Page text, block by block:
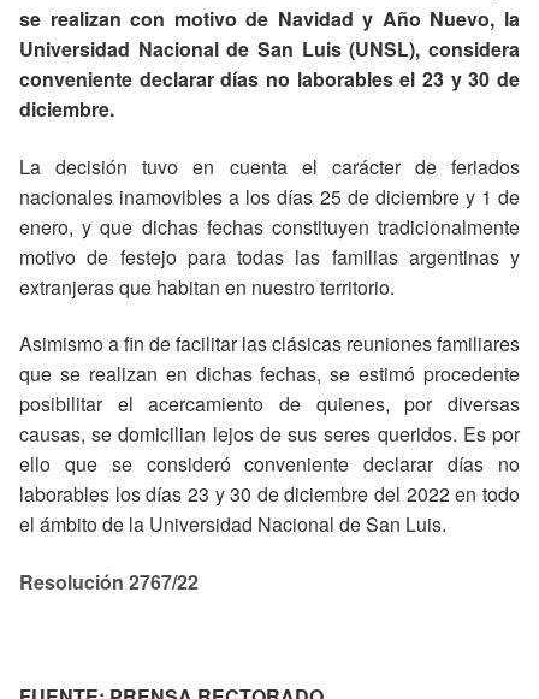
se realizan con motivo de Navidad y Año Nuevo, la
Universidad Nacional de San Luis (UNSL), considera
conveniente declarar días no laborables el 23 y 30 de
diciembre.
La decisión tuvo en cuenta el carácter de feriados
nacionales inamovibles a los días 25 de diciembre y 1 de
enero, y que dichas fechas constituyen tradicionalmente
motivo de festejo para todas las familias argentinas y
extranjeras que habitan en nuestro territorio.
Asimismo a fin de facilitar las clásicas reuniones familiares
que se realizan en dichas fechas, se estimó procedente
posibilitar el acercamiento de quienes, por diversas
causas, se domicilian lejos de sus seres queridos. Es por
ello que se consideró conveniente declarar días no
laborables los días 23 y 30 de diciembre del 2022 en todo
el ámbito de la Universidad Nacional de San Luis.
Resolución 2767/22